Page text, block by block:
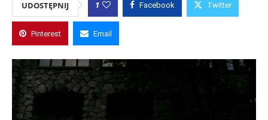
UDOSTĘPNIJ 1 Facebook Twitter
Pinterest Email